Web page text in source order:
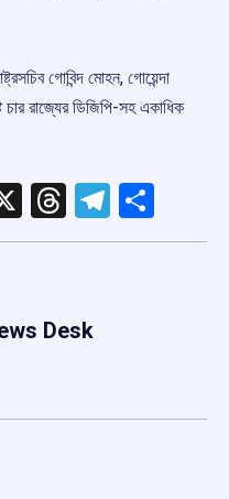
গোবিন্দ মোহন, গোয়েন্দা
রাজ্যের ডিজিপি-সহ একাধিক
X Threads
Desk